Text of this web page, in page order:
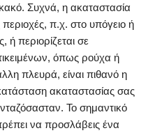
Συχνά, η ακαταστασία
π.χ. στο υπόγειο ή
ή περιορίζεται σε
όπως ρούχα ή
πλευρά, είναι πιθανό η
ακαταστασίας σας
Το σημαντικό
να προσλάβεις ένα